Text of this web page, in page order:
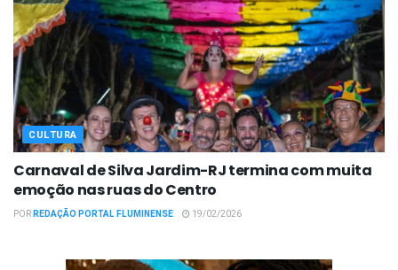
CULTURA
Carnaval de Silva Jardim-RJ termina com muita
emoção nas ruas do Centro
PORREDAÇÃO PORTAL FLUMINENSE 19/02/2026